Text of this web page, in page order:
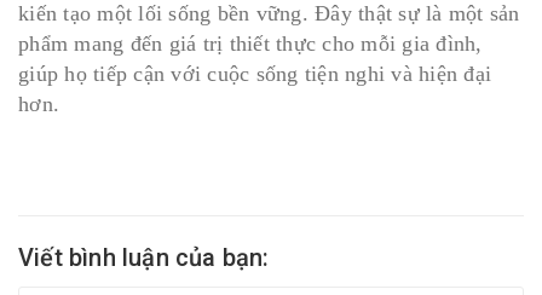
kiến tạo một lối sống bền vững. Đây thật sự là một sản
phẩm mang đến giá trị thiết thực cho mỗi gia đình,
giúp họ tiếp cận với cuộc sống tiện nghi và hiện đại
hơn.
Viết bình luận của bạn: